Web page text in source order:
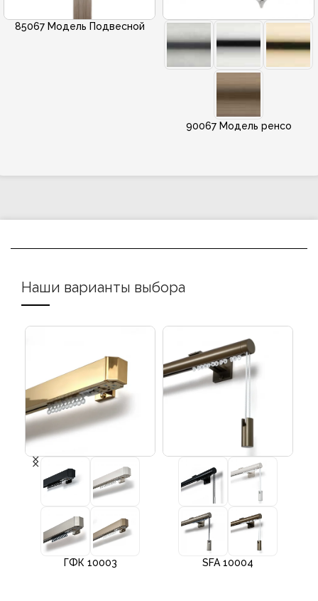
85067 Модель Подвесной
90067 Модель ренсо
Наши варианты выбора
ГФК 10003 SFA 10004